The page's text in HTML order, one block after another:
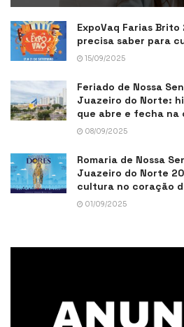
ExpoVaq Farias
precisa saber para
15/09/2025
Feriado de Nossa
Juazeiro do Norte:
que abre e fecha na
08/09/2025
Romaria de Nossa
Juazeiro do Norte
cultura no coração
01/09/2025